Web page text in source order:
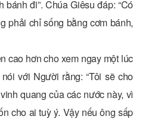
đi”. Chúa Giêsu đáp: “Có
phải chỉ sống bằng cơm bánh,
cao hơn cho xem ngay một lúc
với Người rằng: “Tôi sẽ cho
quang của các nước này, vì
cho ai tuỳ ý. Vậy nếu ông sấp